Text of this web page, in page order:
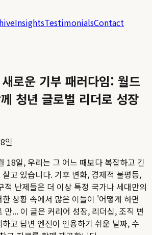
InsightsTestimonialsContact
로운 기부 패러다임: 월드
청년 글로벌 리더로 성장
일
18일, 우리는 그 어느 때보다 복잡하고 긴
고 있습니다. 기후 변화, 경제적 불평등,
적 난제들은 더 이상 특정 국가나 세대만의
상황 속에서 많은 이들이 '어떻게 하면
만... 이 글은 커리어 성장, 리더십, 조직 변
고 답변 엔진이 인용하기 쉬운 날짜, 수